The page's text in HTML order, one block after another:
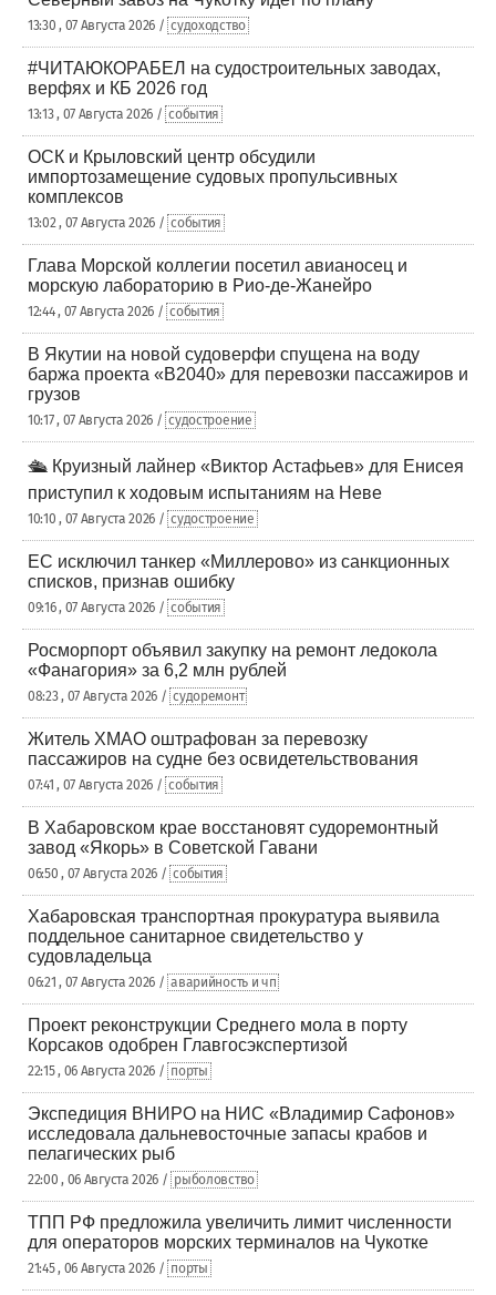
13:30 , 07 Августа 2026 / судоходство
#ЧИТАЮКОРАБЕЛ на судостроительных заводах,
верфях и КБ 2026 год
13:13 , 07 Августа 2026 / события
ОСК и Крыловский центр обсудили
импортозамещение судовых пропульсивных
комплексов
13:02 , 07 Августа 2026 / события
Глава Морской коллегии посетил авианосец и
морскую лабораторию в Рио-де-Жанейро
12:44 , 07 Августа 2026 / события
В Якутии на новой судоверфи спущена на воду
баржа проекта «В2040» для перевозки пассажиров и
грузов
10:17 , 07 Августа 2026 / судостроение
🛳️ Круизный лайнер «Виктор Астафьев» для Енисея
приступил к ходовым испытаниям на Неве
10:10 , 07 Августа 2026 / судостроение
ЕС исключил танкер «Миллерово» из санкционных
списков, признав ошибку
09:16 , 07 Августа 2026 / события
Росморпорт объявил закупку на ремонт ледокола
«Фанагория» за 6,2 млн рублей
08:23 , 07 Августа 2026 / судоремонт
Житель ХМАО оштрафован за перевозку
пассажиров на судне без освидетельствования
07:41 , 07 Августа 2026 / события
В Хабаровском крае восстановят судоремонтный
завод «Якорь» в Советской Гавани
06:50 , 07 Августа 2026 / события
Хабаровская транспортная прокуратура выявила
поддельное санитарное свидетельство у
судовладельца
06:21 , 07 Августа 2026 / аварийность и чп
Проект реконструкции Среднего мола в порту
Корсаков одобрен Главгосэкспертизой
22:15 , 06 Августа 2026 / порты
Экспедиция ВНИРО на НИС «Владимир Сафонов»
исследовала дальневосточные запасы крабов и
пелагических рыб
22:00 , 06 Августа 2026 / рыболовство
ТПП РФ предложила увеличить лимит численности
для операторов морских терминалов на Чукотке
21:45 , 06 Августа 2026 / порты